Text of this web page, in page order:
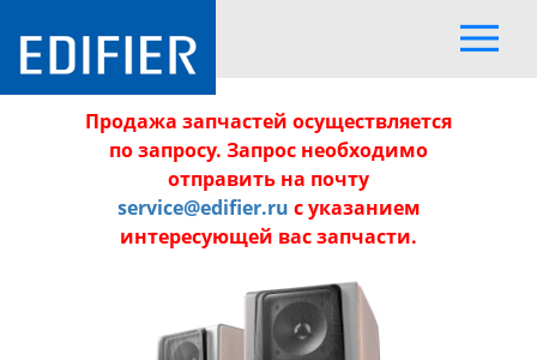
Продажа запчастей осуществляется
по запросу. Запрос необходимо
отправить на почту
service@edifier.ru с указанием
интересующей вас запчасти.